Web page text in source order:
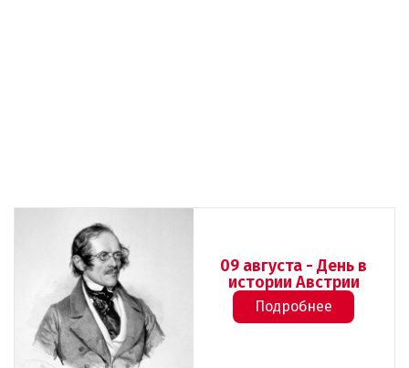
09 августа - День в
истории Австрии
Подробнее